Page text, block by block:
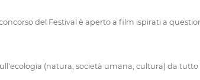
del Festival è aperto a film ispirati a
(natura, società umana, cultura) da